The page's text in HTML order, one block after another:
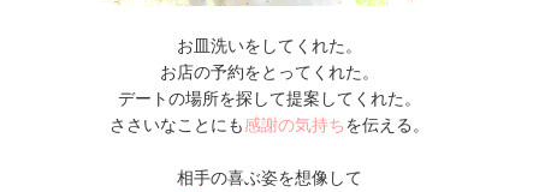
お皿洗いをしてくれた。
お店の予約をとってくれた。
デートの場所を探して提案してくれた。
ささいなことにも感謝の気持ちを伝える。
相手の喜ぶ姿を想像して